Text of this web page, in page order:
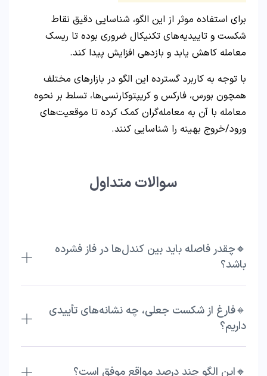
برای استفاده موثر از این الگو، شناسایی دقیق نقاط
شکست و تاییدیه‌های تکنیکال ضروری بوده تا ریسک
معامله کاهش یابد و بازدهی افزایش پیدا کند.
با توجه به کاربرد گسترده این الگو در بازارهای مختلف
همچون بورس، فارکس و کریپتوکارنسی‌ها، تسلط بر نحوه
معامله با آن به معامله‌گران کمک کرده تا موقعیت‌های
ورود/خروج بهینه را شناسایی کنند.
سوالات متداول
🔸چقدر فاصله باید بین کندل‌ها در فاز فشرده
باشد؟
🔸فارغ از شکست جعلی، چه نشانه‌های تأییدی
داریم؟
🔸این الگو چند درصد مواقع موفق است؟